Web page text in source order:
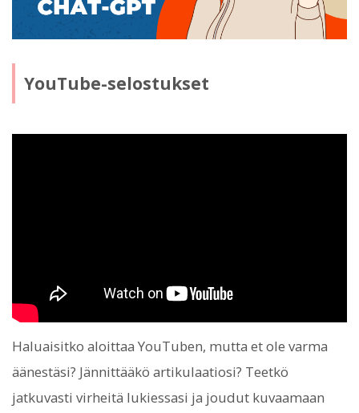
YouTube-selostukset
Haluaisitko aloittaa YouTuben, mutta et ole varma
äänestäsi? Jännittääkö artikulaatiosi? Teetkö
jatkuvasti virheitä lukiessasi ja joudut kuvaamaan